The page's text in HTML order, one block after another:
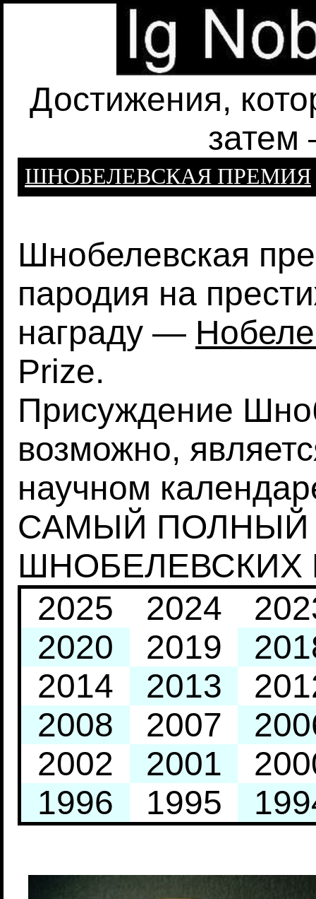
Достижения,
затем
ШНОБЕЛЕВСКАЯ ПРЕМИЯ
Шнобелевская
пародия на
награду —
Prize.
Присуждение
возможно,
научном
САМЫЙ ПОЛНЫЙ
ШНОБЕЛЕВСКИХ
2025
2024
2020
2019
2014
2013
2008
2007
2002
2001
1996
1995